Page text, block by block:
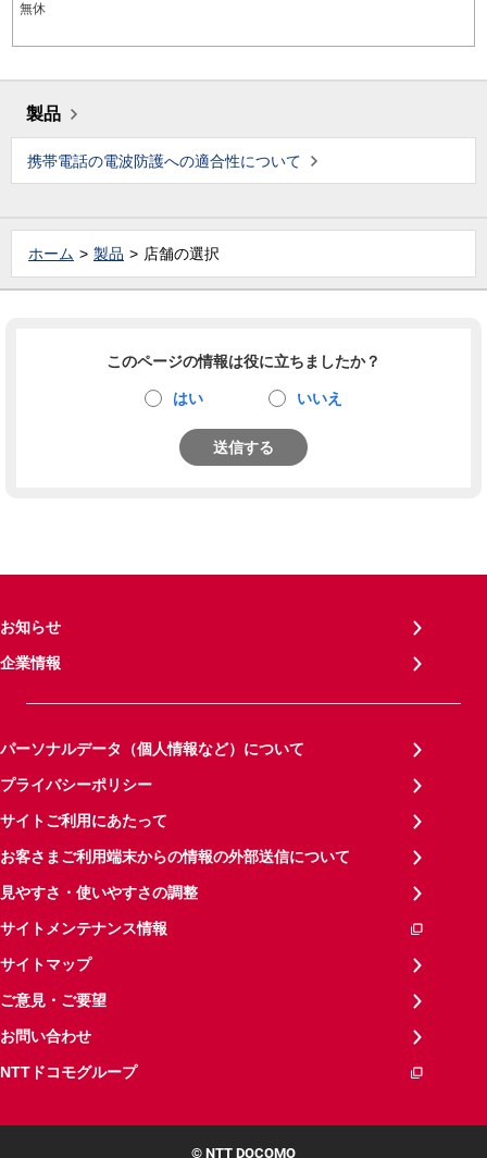
無休
製品
携帯電話の電波防護への適合性について
ホーム 製品 店舗の選択
このページの情報は役に立ちましたか？
はい いいえ
送信する
お知らせ
企業情報
パーソナルデータ（個人情報など）について
プライバシーポリシー
サイトご利用にあたって
お客さまご利用端末からの情報の外部送信について
見やすさ・使いやすさの調整
サイトメンテナンス情報
サイトマップ
ご意見・ご要望
お問い合わせ
NTTドコモグループ
© NTT DOCOMO